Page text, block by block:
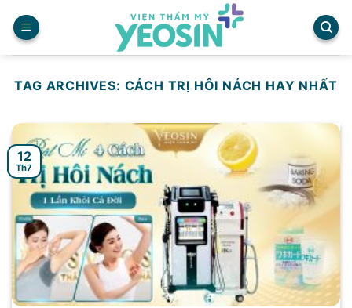
content
TAG ARCHIVES: CÁCH TRỊ HÔI NÁCH HAY NHẤT
12
Th7